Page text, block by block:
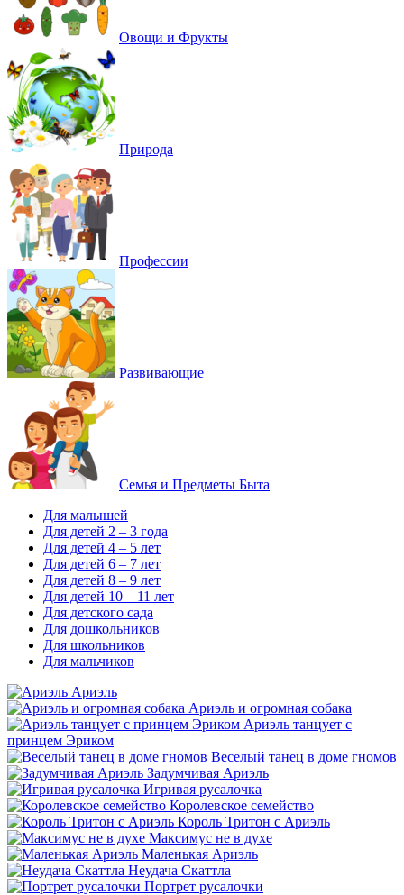
Овощи и Фрукты
Природа
Профессии
Развивающие
Семья и Предметы Быта
Для малышей
Для детей 2 – 3 года
Для детей 4 – 5 лет
Для детей 6 – 7 лет
Для детей 8 – 9 лет
Для детей 10 – 11 лет
Для детского сада
Для дошкольников
Для школьников
Для мальчиков
Ариэль
Ариэль и огромная собака
Ариэль танцует с
принцем Эриком
Веселый танец в доме гномов
Задумчивая Ариэль
Игривая русалочка
Королевское семейство
Король Тритон с Ариэль
Максимус не в духе
Маленькая Ариэль
Неудача Скаттла
Портрет русалочки